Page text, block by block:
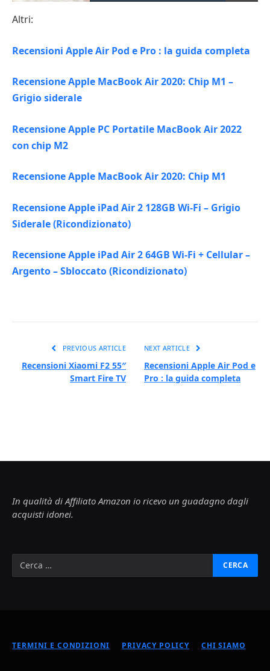
Altri:
Recensioni Apple Air Pod e Pro : la guida completa
Recensione Apple MacBook Air 2020: Chip M1 –
Grigio siderale
Recensione Apple PC Portatile MacBook Air 2022
con chip M2
Recensione Apple MacBook Air 2020: Chip M1
Recensione Apple iPad Air 2 128GB Wi-Fi – Grigio
Siderale (Ricondizionato)
Recensione Apple iPad Air 2 64GB Wi-Fi + Cellular –
Argento – Sbloccato (Ricondizionato)
PREVIOUS ARTICLE
Recensioni Xiaomi F2 55″
Smart Fire TV
NEXT ARTICLE
Recensioni Apple Air Pod e
Pro : la guida completa
In qualità di Affiliato Amazon io ricevo un guadagno dagli
acquisti idonei.
TERMINI E CONDIZIONI PRIVACY POLICY CHI SIAMO